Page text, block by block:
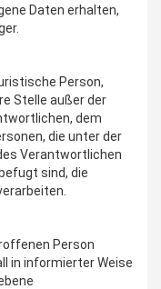
Daten erhalten,
Person,
Stelle außer der
dem
die unter der
Verantwortlichen
sind, die
Person
in informierter Weise